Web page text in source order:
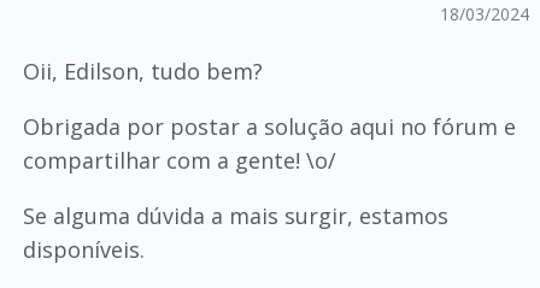
18/03/2024
Oii, Edilson, tudo bem?
Obrigada por postar a solução aqui no fórum e
compartilhar com a gente! \o/
Se alguma dúvida a mais surgir, estamos
disponíveis.